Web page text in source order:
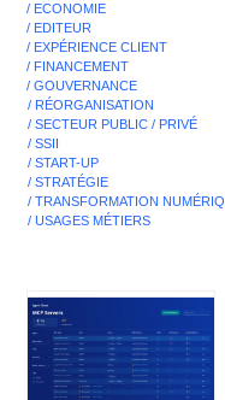
/ ECONOMIE
/ EDITEUR
/ EXPÉRIENCE CLIENT
/ FINANCEMENT
/ GOUVERNANCE
/ RÉORGANISATION
/ SECTEUR PUBLIC / PRIVÉ
/ SSII
/ START-UP
/ STRATÉGIE
/ TRANSFORMATION
/ USAGES MÉTIERS